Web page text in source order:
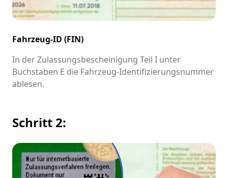
Fahrzeug-ID (FIN)
In der Zulassungsbescheinigung Teil I unter
Buchstaben E die Fahrzeug-Identifizierungsnummer
ablesen.
Schritt 2: